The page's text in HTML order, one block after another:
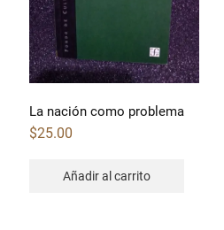
La nación como problema
$25.00
Añadir al carrito